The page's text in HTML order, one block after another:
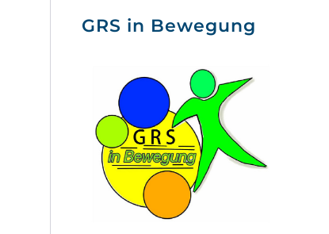
GRS in Bewegung